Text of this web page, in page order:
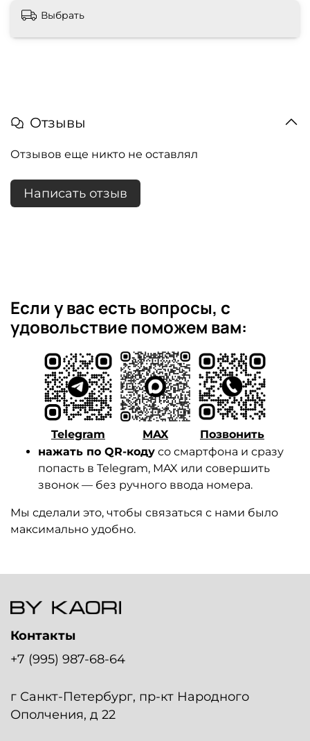
Выбрать
Отзывы
Отзывов еще никто не оставлял
Написать отзыв
Если у вас есть вопросы, с
удовольствие поможем вам:
Telegram MAX
Позвонить
нажать по QR-коду со смартфона и сразу
попасть в Telegram, MAX или совершить
звонок — без ручного ввода номера.
Мы сделали это, чтобы связаться с нами было
максимально удобно.
Контакты
+7 (995) 987-68-64
г Санкт-Петербург, пр-кт Народного
Ополчения, д 22